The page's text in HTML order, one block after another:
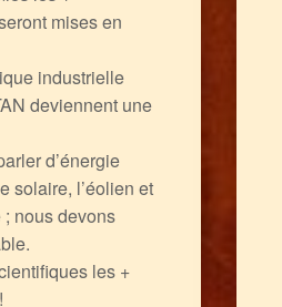
mises en
industrielle
deviennent une
d’énergie
solaire, l’éolien et
nous devons
les +